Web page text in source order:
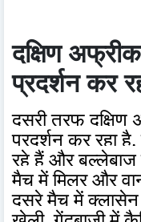
दक्षिण
प्रदर्शन कर
दूसरी तरफ दक्षिण
प्रदर्शन कर रहा
रहे हैं और बल्लेबाज
मैच में मिलर और
दूसरे मैच में क्लासेन